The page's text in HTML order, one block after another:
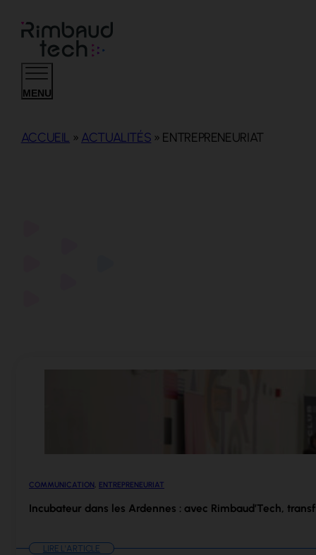
MENU
ACCUEIL » ACTUALITÉS » ENTREPRENEURIAT
COMMUNICATION, ENTREPRENEURIAT
Incubateur dans les Ardennes : avec Rimbaud’Tech,
LIRE L'ARTICLE